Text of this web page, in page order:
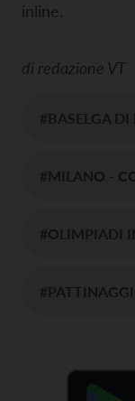
inline.
di redazione VT
#BASELGA DI
#MILANO -
#OLIMPIADI